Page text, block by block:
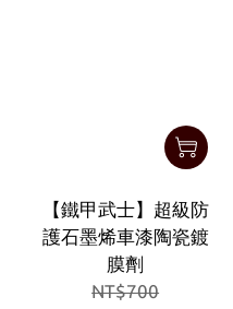
【鐵甲武士】超級防
護石墨烯車漆陶瓷鍍
膜劑
NT$700